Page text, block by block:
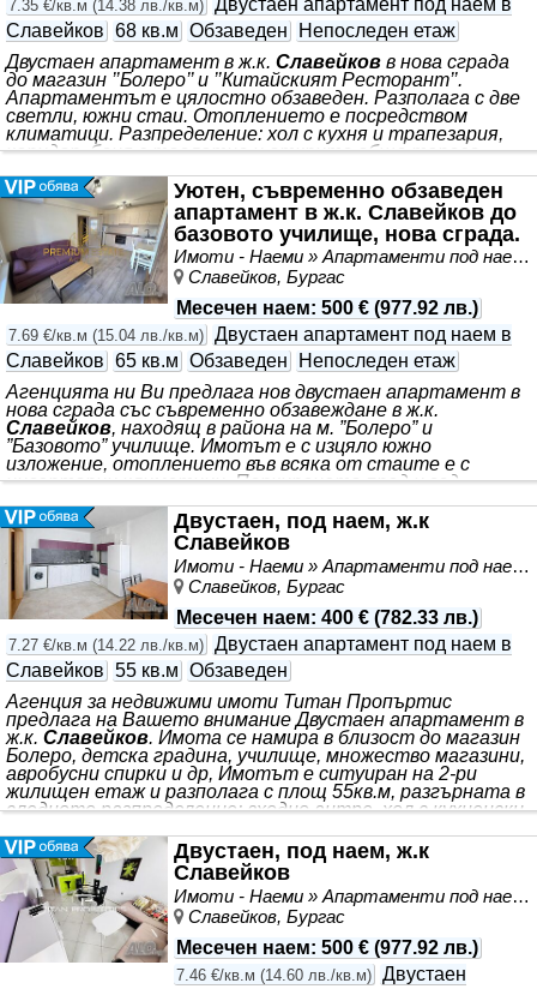
7.35 €/кв.м (14.38 лв./кв.м) Двустаен апартамент под наем в
Славейков 68 кв.м Обзаведен
Непоследен етаж
Двустаен апартамент в ж.к. Славейков в нова сграда
до магазин ’’Болеро’’ и ’’Китайският Ресторант’’.
Апартаментът е цялостно обзаведен. Разполага с две
светли, южни стаи. Отоплението е посредством
климатици. Разпределение: хол с кухня и трапезария,
коридор, баня с тоалетна и открита обща тераса.
болница ’’Сърце и Мозък’’, университет проф. д-р Асен
Златаров, множество магазини, спирки и др. удобства.
За желан оглед се обадете и продиктувайте код: 6781
Уютен, съвременно обзаведен
апартамент в ж.к. Славейков до
базовото училище, нова сграда.
Имоти - Наеми » Апартаменти под наем
Славейков, Бургас
Месечен наем: 500 € (977.92 лв.)
7.69 €/кв.м (15.04 лв./кв.м) Двустаен апартамент под наем в
Славейков 65 кв.м Обзаведен
Непоследен етаж
Агенцията ни Ви предлага нов двустаен апартамент в
нова сграда със съвременно обзавеждане в ж.к.
Славейков, находящ в района на м. ”Болеро” и
”Базовото” училище. Имотът е с изцяло южно
изложение, отоплението във всяка от стаите е с
инверторни климатици. Паркирането пред и зад
Местоположението е едно от най-добрите за живеене
в града. В близост има множество магазини, паркове,
детски градини, училища и др., Мол галерия е на 10-15
мин пешеходно разстояние. За желан оглед се обадете
и продиктувайте код: 6714 / Доверете се на опита и ние
ще Ви се отблагодарим с отношение
Двустаен, под наем, ж.к
Славейков
Имоти - Наеми » Апартаменти под наем
Славейков, Бургас
Месечен наем: 400 € (782.33 лв.)
7.27 €/кв.м (14.22 лв./кв.м) Двустаен апартамент под наем в
Славейков 55 кв.м Обзаведен
Агенция за недвижими имоти Титан Пропъртис
предлага на Вашето внимание Двустаен апартамент в
ж.к. Славейков. Имота се намира в близост до магазин
Болеро, детска градина, училище, множество магазини,
авробусни спирки и др, Имотът е ситуиран на 2-ри
жилищен етаж и разполага с площ 55кв.м, разгърната в
следното разпределение: входно антре, хол с кухненски
предлага напълно обзаведено с всичко необходимо за
едно домакинство. За оглед на това и други
атрактивни предложения, не се колебайте да ни
потърсите на посочения телефон или да ни
Двустаен, под наем, ж.к
Славейков
Имоти - Наеми » Апартаменти под наем
Славейков, Бургас
Месечен наем: 500 € (977.92 лв.)
7.46 €/кв.м (14.60 лв./кв.м) Двустаен